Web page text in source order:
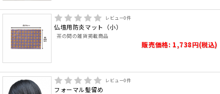
レビュー0件
仏壇用防炎マット（小）
茶の間の雑貨掲載商品
販売価格: 1,738円(税込)
レビュー0件
フォーマル髪留め